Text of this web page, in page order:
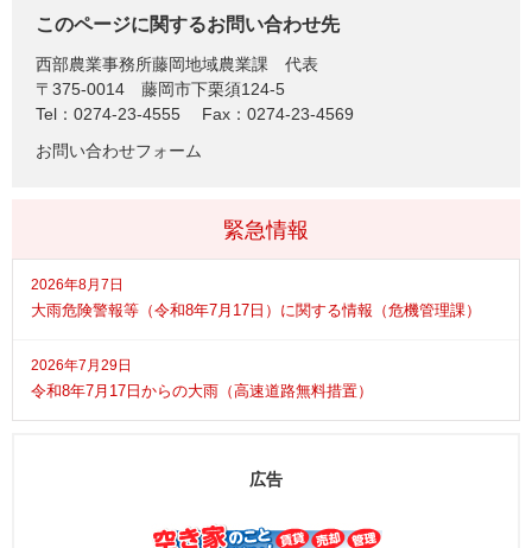
このページに関するお問い合わせ先
西部農業事務所藤岡地域農業課
代表
〒375-0014
藤岡市下栗須124-5
Tel：0274-23-4555
Fax：0274-23-4569
お問い合わせフォーム
緊急情報
2026年8月7日
大雨危険警報等（令和8年7月17日）に関する情報（危機管理課）
2026年7月29日
令和8年7月17日からの大雨（高速道路無料措置）
広告